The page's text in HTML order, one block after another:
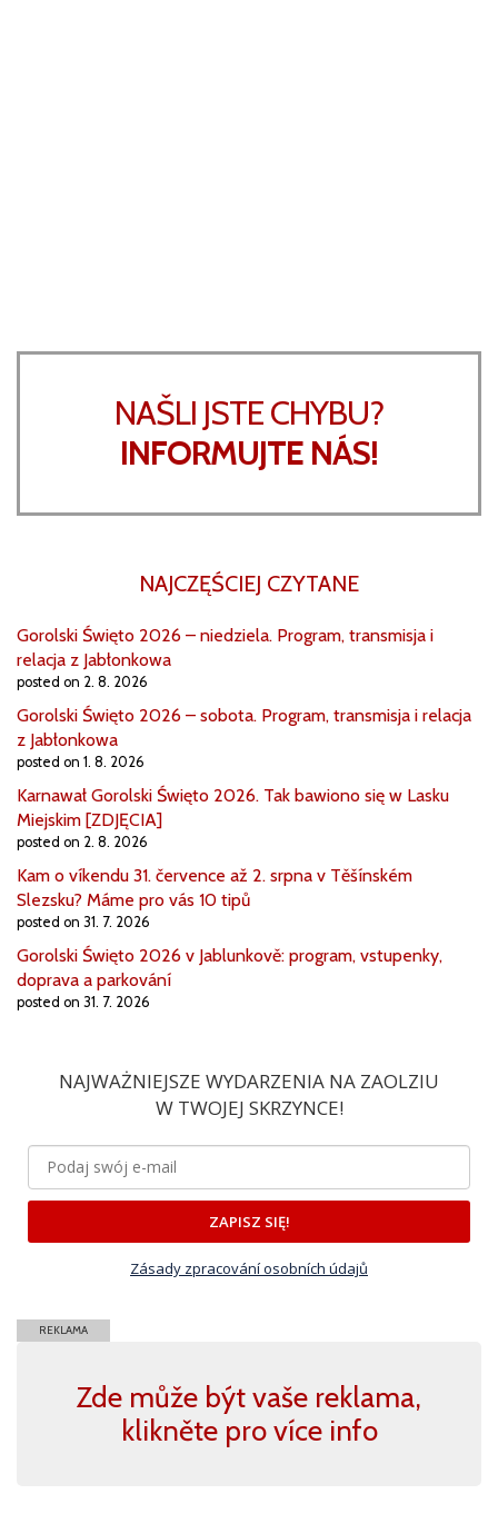
NAŠLI JSTE CHYBU?
INFORMUJTE NÁS!
NAJCZĘŚCIEJ CZYTANE
Gorolski Święto 2026 – niedziela. Program, transmisja i
relacja z Jabłonkowa
posted on 2. 8. 2026
Gorolski Święto 2026 – sobota. Program, transmisja i relacja
z Jabłonkowa
posted on 1. 8. 2026
Karnawał Gorolski Święto 2026. Tak bawiono się w Lasku
Miejskim [ZDJĘCIA]
posted on 2. 8. 2026
Kam o víkendu 31. července až 2. srpna v Těšínském
Slezsku? Máme pro vás 10 tipů
posted on 31. 7. 2026
Gorolski Święto 2026 v Jablunkově: program, vstupenky,
doprava a parkování
posted on 31. 7. 2026
NAJWAŻNIEJSZE WYDARZENIA NA ZAOLZIU
W TWOJEJ SKRZYNCE!
ZAPISZ SIĘ!
Zásady zpracování osobních údajů
REKLAMA
Zde může být vaše reklama,
klikněte pro více info